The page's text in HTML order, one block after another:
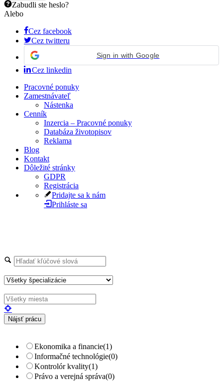
Zabudli ste heslo?
Alebo
Cez facebook
Cez twitteru
Sign in with Google
Cez linkedin
Pracovné ponuky
Zamestnávateľ
Nástenka
Cenník
Inzercia – Pracovné ponuky
Databáza životopisov
Reklama
Blog
Kontakt
Dôležité stránky
GDPR
Registrácia
Pridajte sa k nám
Prihláste sa
Ekonomika a financie(1)
Informačné technológie(0)
Kontrolór kvality(1)
Právo a verejná správa(0)